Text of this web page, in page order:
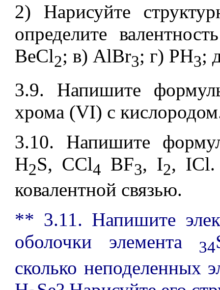
2) Нарисуйте
определите
BeCl2; в) AlBr3; г) PH3;
3.9. Напишите
хрома (VI) с
3.10. Напишите
H2S, CCl4 BF3, I2, ICl.
ковалентной связью.
** 3.11. Напишите
оболочки элемента
34
сколько неподеленных